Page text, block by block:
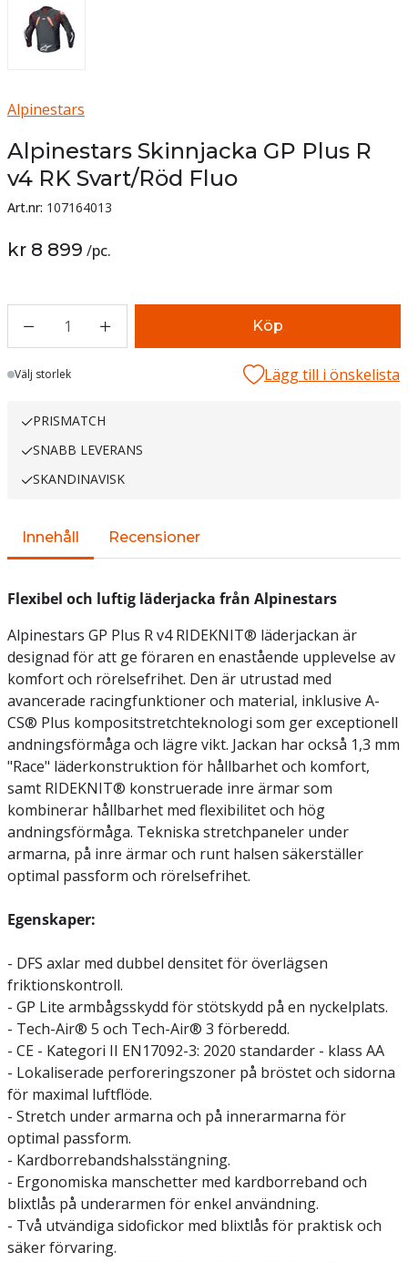
Alpinestars
Alpinestars Skinnjacka GP Plus R
v4 RK Svart/Röd Fluo
Art.nr: 107164013
kr 8 899 /pc.
1 Köp
Lager
Välj storlek Lägg till i önskelista
PRISMATCH
SNABB LEVERANS
SKANDINAVISK
Innehåll Recensioner
Flexibel och luftig läderjacka från Alpinestars
Alpinestars GP Plus R v4 RIDEKNIT® läderjackan är
designad för att ge föraren en enastående upplevelse av
komfort och rörelsefrihet. Den är utrustad med
avancerade racingfunktioner och material, inklusive A-
CS® Plus kompositstretchteknologi som ger exceptionell
andningsförmåga och lägre vikt. Jackan har också 1,3 mm
"Race" läderkonstruktion för hållbarhet och komfort,
samt RIDEKNIT® konstruerade inre ärmar som
kombinerar hållbarhet med flexibilitet och hög
andningsförmåga. Tekniska stretchpaneler under
armarna, på inre ärmar och runt halsen säkerställer
optimal passform och rörelsefrihet.
Egenskaper:
- DFS axlar med dubbel densitet för överlägsen
friktionskontroll.
- GP Lite armbågsskydd för stötskydd på en nyckelplats.
- Tech-Air® 5 och Tech-Air® 3 förberedd.
- CE - Kategori II EN17092-3: 2020 standarder - klass AA
- Lokaliserade perforeringszoner på bröstet och sidorna
för maximal luftflöde.
- Stretch under armarna och på innerarmarna för
optimal passform.
- Kardborrebandshalsstängning.
- Ergonomiska manschetter med kardborreband och
blixtlås på underarmen för enkel användning.
- Två utvändiga sidofickor med blixtlås för praktisk och
säker förvaring.